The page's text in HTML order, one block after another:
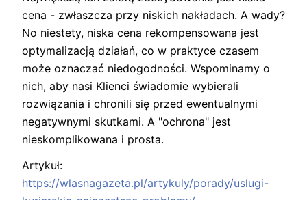
cena - zwłaszcza przy niskich nakładach. A wady?
No niestety, niska cena rekompensowana jest
optymalizacją działań, co w praktyce czasem
może oznaczać niedogodności. Wspominamy o
nich, aby nasi Klienci świadomie wybierali
rozwiązania i chronili się przed ewentualnymi
negatywnymi skutkami. A "ochrona" jest
nieskomplikowana i prosta.
Artykuł:
https://wlasnagazeta.pl/artykuly/porady/uslugi-